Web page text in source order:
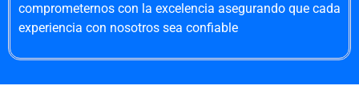
comprometernos con la excelencia asegurando que cada
experiencia con nosotros sea confiable